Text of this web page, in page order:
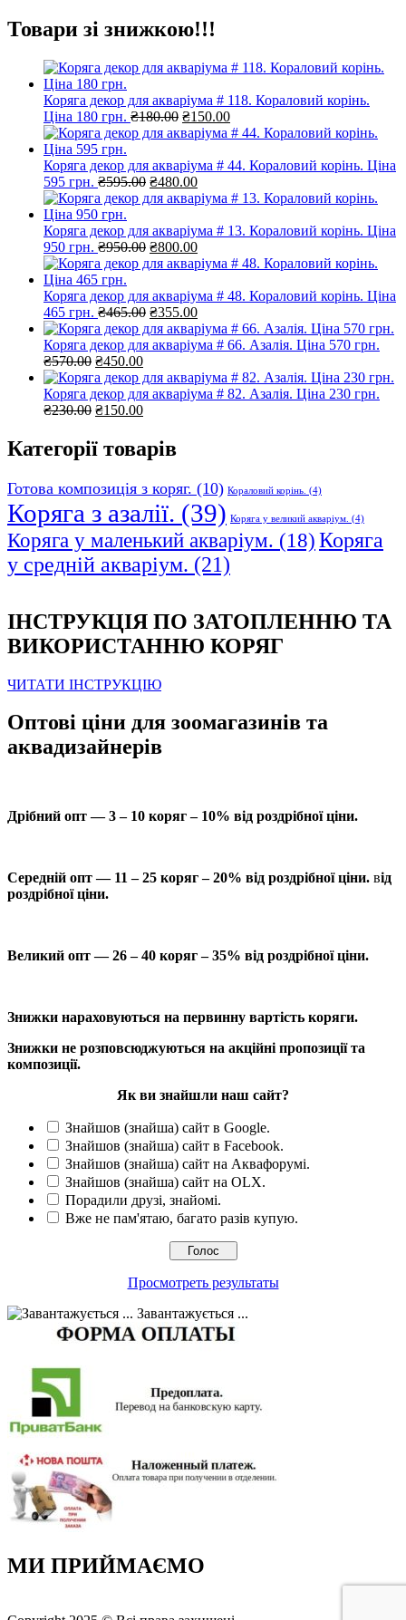
Товари зі знижкою!!!
Коряга декор для акваріума # 118. Кораловий корінь.
Ціна 180 грн. ₴180.00 Оригінальна
ціна:
₴150.00Поточна
ціна:
Коряга декор для акваріума # 44. Кораловий корінь. Ціна
595 грн. ₴595.00 Оригінальна
ціна:
₴480.00Поточна
ціна:
Коряга декор для акваріума # 13. Кораловий корінь. Ціна
950 грн. ₴950.00 Оригінальна
ціна:
₴800.00Поточна
ціна:
Коряга декор для акваріума # 48. Кораловий корінь. Ціна
465 грн. ₴465.00 Оригінальна
ціна:
₴465.00.
₴355.00Поточна
ціна:
₴355.00.
Коряга декор для акваріума # 66. Азалія. Ціна 570 грн.
₴570.00 Оригінальна
ціна:
₴570.00.
₴450.00Поточна
ціна:
₴450.00.
Коряга декор для акваріума # 82. Азалія. Ціна 230 грн.
₴230.00 Оригінальна
₴230.00.
₴150.00Поточна
₴150.00.
Категорії товарів
Готова композиція з коряг. (10) Кораловий корінь. (4)
Коряга з азалії. (39) Коряга у великий акваріум. (4)
Коряга у маленький акваріум. (18) Коряга
у средній акваріум. (21)
ІНСТРУКЦІЯ ПО ЗАТОПЛЕННЮ ТА
ВИКОРИСТАННЮ КОРЯГ
ЧИТАТИ ІНСТРУКЦІЮ
Оптові ціни для зоомагазинів та
аквадизайнерів
Дрібний опт — 3 – 10 коряг – 10% від роздрібної ціни.
Середній опт — 11 – 25 коряг – 20% від роздрібної ціни. від
роздрібної ціни.
Великий опт — 26 – 40 коряг – 35% від роздрібної ціни.
Знижки нараховуються на первинну вартість коряги.
Знижки не розповсюджуються на акційні пропозиції та
композиції.
Як ви знайшли наш сайт?
Знайшов (знайша) сайт в Google.
Знайшов (знайша) сайт в Facebook.
Знайшов (знайша) сайт на Аквафорумі.
Знайшов (знайша) сайт на OLX.
Порадили друзі, знайомі.
Вже не пам'ятаю, багато разів купую.
Просмотреть результаты
Завантажується ...
МИ ПРИЙМАЄМО